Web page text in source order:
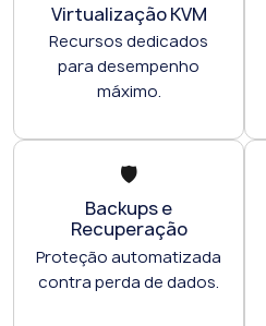
Virtualização KVM
Recursos dedicados
para desempenho
máximo.
🛡️
Backups e
Recuperação
Proteção automatizada
contra perda de dados.